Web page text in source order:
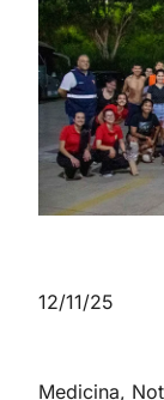
12/11/25
Medicina,